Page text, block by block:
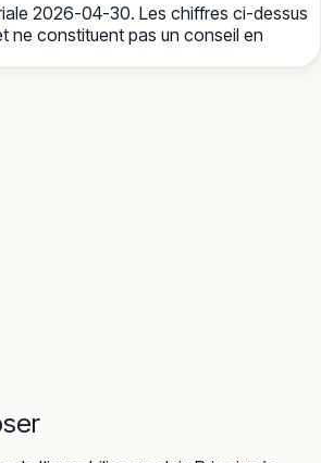
2026-04-30. Les chiffres ci-dessus
ne constituent pas un conseil en